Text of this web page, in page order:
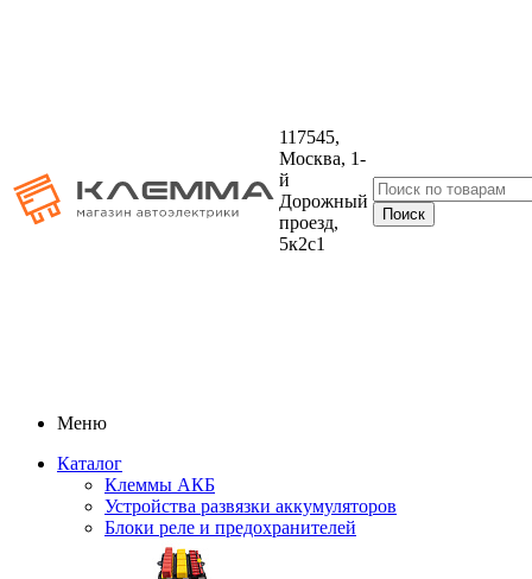
117545,
Москва, 1-
й
Дорожный
проезд,
5к2с1
Меню
Каталог
Клеммы АКБ
Устройства развязки аккумуляторов
Блоки реле и предохранителей